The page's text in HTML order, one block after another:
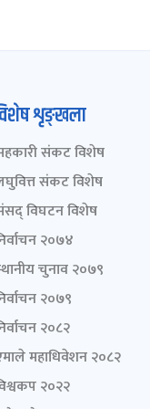
शृङ्खला
संकट विशेष
संकट विशेष
विघटन विशेष
२०७४
चुनाव २०७९
२०७९
२०८२
महाधिवेशन २०८२
२०२२